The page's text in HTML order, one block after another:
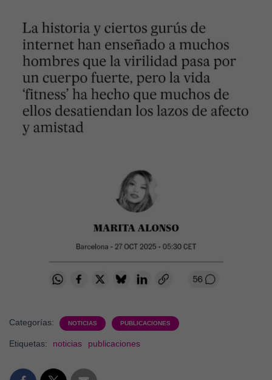
Categorías: NOTICIAS PUBLICACIONES
Etiquetas: noticias publicaciones